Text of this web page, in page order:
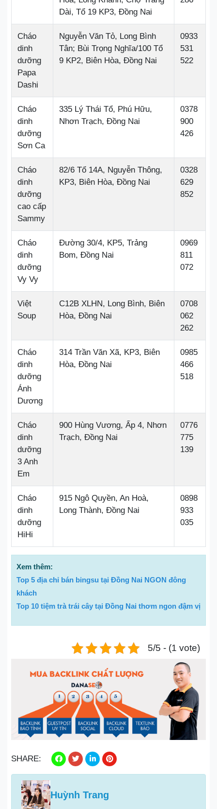
Dài, Tổ 19 KP3, Đồng Nai
Cháo
dinh
dưỡng
Papa
Dashi
Nguyễn Văn Tỏ, Long Bình
Tân; Bùi Trọng Nghĩa/100 Tổ
9 KP2, Biên Hòa, Đồng Nai
0933
531
522
Cháo
dinh
dưỡng
Sơn Ca
335 Lý Thái Tổ, Phú Hữu,
Nhơn Trạch, Đồng Nai
0378
900
426
Cháo
dinh
dưỡng
cao cấp
Sammy
82/6 Tổ 14A, Nguyễn Thông,
KP3, Biên Hòa, Đồng Nai
0328
629
852
Cháo
dinh
dưỡng
Vy Vy
Đường 30/4, KP5, Trảng
Bom, Đồng Nai
0969
811
072
Việt
Soup
C12B XLHN, Long Bình, Biên
Hòa, Đồng Nai
0708
062
262
Cháo
dinh
dưỡng
Ánh
Dương
314 Trần Văn Xã, KP3, Biên
Hòa, Đồng Nai
0985
466
518
Cháo
dinh
dưỡng
3 Anh
Em
900 Hùng Vương, Ấp 4, Nhơn
Trạch, Đồng Nai
0776
775
139
Cháo
dinh
dưỡng
HiHi
915 Ngô Quyền, An Hoà,
Long Thành, Đồng Nai
0898
933
035
Xem thêm:
Top 5 địa chỉ bán bingsu tại Đồng Nai NGON đông
khách
Top 10 tiệm trà trái cây tại Đồng Nai thơm ngon đậm vị
5/5 - (1 vote)
SHARE:
Huỳnh Trang